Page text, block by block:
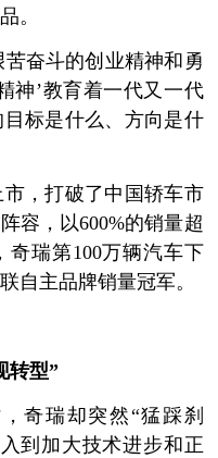
。
奋斗的创业精神和勇
神’教育着一代又一代
标是什么、方向是什
，打破了中国轿车市
容，以600%的销量超
奇瑞第100万辆汽车下
自主品牌销量冠军。
型”
瑞却突然“猛踩刹
到加大技术进步和正